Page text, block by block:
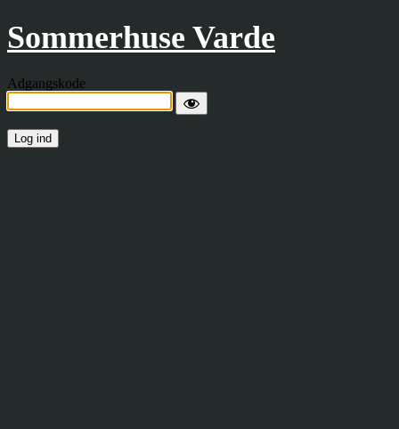
Sommerhuse Varde
Adgangskode